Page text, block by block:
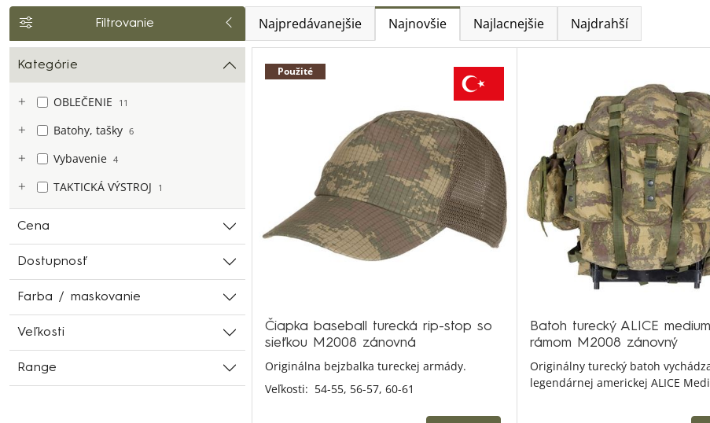
Filtrovanie Najpredávanejšie Najnovšie Najlacnejšie Najdrahší
Kategórie
OBLEČENIE 11
Batohy, tašky 6
Vybavenie 4
TAKTICKÁ VÝSTROJ 1
Cena
Dostupnosť
Farba / maskovanie
Veľkosti
Range
Použité
Čiapka baseball turecká rip-stop so
sieťkou M2008 zánovná
Originálna bejzbalka tureckej armády.
Veľkosti: 54-55, 56-57, 60-61
Batoh turecký ALICE
rámom M2008 zánovný
Originálny turecký batoh
legendárnej americkej ALICE